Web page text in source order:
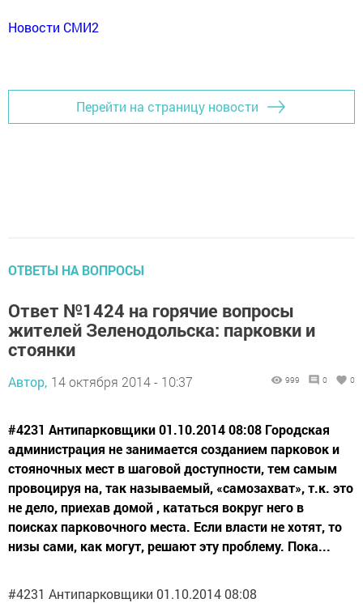
Новости СМИ2
Перейти на страницу новости
ОТВЕТЫ НА ВОПРОСЫ
Ответ №1424 на горячие вопросы
жителей Зеленодольска: парковки и
стоянки
Автор, 14 октября 2014 - 10:37 999 0 0
#4231 Антипарковщики 01.10.2014 08:08 Городская
администрация не занимается созданием парковок и
стояночных мест в шаговой доступности, тем самым
провоцируя на, так называемый, «самозахват», т.к. это
не дело, приехав домой , кататься вокруг него в
поисках парковочного места. Если власти не хотят, то
низы сами, как могут, решают эту проблему. Пока...
#4231 Антипарковщики 01.10.2014 08:08